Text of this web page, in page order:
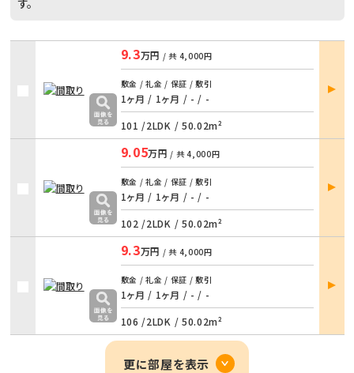
9.3万円 / 共 4,000円
敷金 / 礼金 / 保証 / 敷引
1ヶ月 / 1ヶ月 / - / -
101 /2LDK / 50.02m²
部屋
詳細
9.05万円 / 共4,000円
敷金 / 礼金 / 保証 / 敷引
1ヶ月 / 1ヶ月 / - / -
102 /2LDK / 50.02m²
部屋
詳細
9.3万円 / 共 4,000円
敷金 / 礼金 / 保証 / 敷引
1ヶ月 / 1ヶ月 / - / -
106 /2LDK / 50.02m²
部屋
詳細
更に部屋を表示